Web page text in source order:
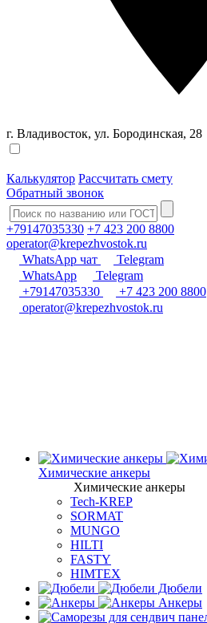
г. Владивосток, ул. Бородинская, 28
Калькулятор Рассчитать смету
Обратный звонок
+79147035330 +7 423 200 8800
operator@krepezhvostok.ru
WhatsApp чат
Telegram
WhatsApp
Telegram
+79147035330
+7 423 200 8800
operator@krepezhvostok.ru
Химические анкеры
Химические анкеры
Tech-KREP
SORMAT
MUNGO
HILTI
FASTY
HIMTEX
Дюбели
Анкеры